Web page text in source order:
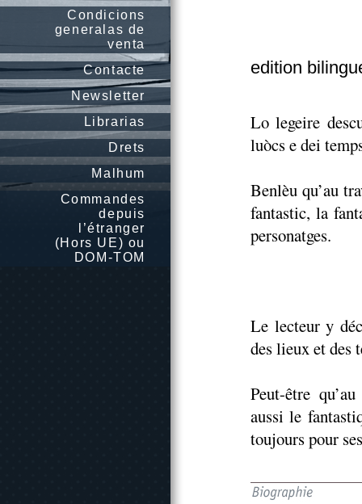
Condicions
generalas de
venta
Contacte
Newsletter
Librarias
Drets
Malhum
Commandes
depuis
l’étranger
(Hors UE) ou
DOM-TOM
edition
Lo legeire
luòcs e dei
Benlèu qu’au
fantastic, la
personatges.
Le lecteur y
des lieux et des
Peut-être
aussi le
toujours pour